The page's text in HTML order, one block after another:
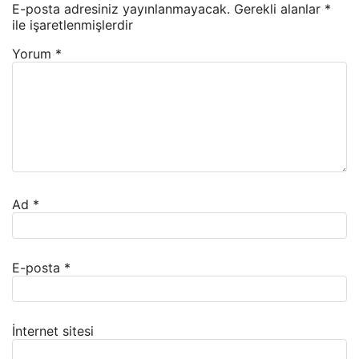
E-posta adresiniz yayınlanmayacak. Gerekli alanlar *
ile işaretlenmişlerdir
Yorum *
Ad *
E-posta *
İnternet sitesi